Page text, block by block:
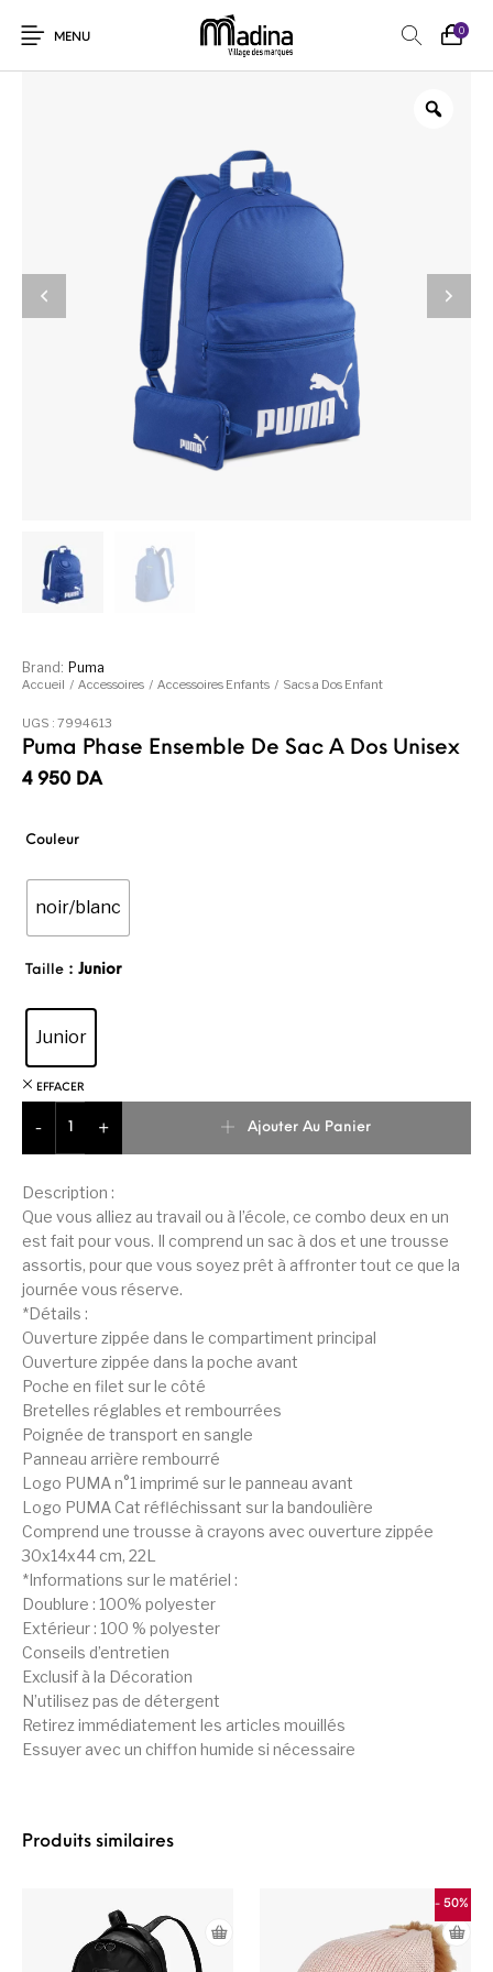
MENU
0
Accueil / Accessoires / Accessoires Enfants / Sacs a Dos Enfant
Puma Phase Ensemble De Sac A Dos Unisex
4 950 DA
Description :
Que vous alliez au travail ou à l’école, ce combo deux en un
est fait pour vous. Il comprend un sac à dos et une trousse
assortis, pour que vous soyez prêt à affronter tout ce que la
journée vous réserve.
*Détails :
Ouverture zippée dans le compartiment principal
Ouverture zippée dans la poche avant
Poche en filet sur le côté
Bretelles réglables et rembourrées
Poignée de transport en sangle
Panneau arrière rembourré
Logo PUMA n°1 imprimé sur le panneau avant
Logo PUMA Cat réfléchissant sur la bandoulière
Comprend une trousse à crayons avec ouverture zippée
30x14x44 cm, 22L
*Informations sur le matériel :
Doublure : 100% polyester
Extérieur : 100 % polyester
Conseils d’entretien
Exclusif à la Décoration
N’utilisez pas de détergent
Retirez immédiatement les articles mouillés
Essuyer avec un chiffon humide si nécessaire
Couleur
noir/blanc
Taille : Junior
Junior
EFFACER
-
+
Ajouter Au Panier
UGS :7994613
Brand: Puma
Produits similaires
- 50%